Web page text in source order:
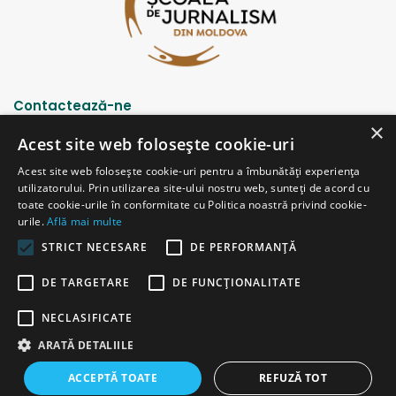
Contactează-ne
Strada Șciusev, 53
2012 Chișinău, Republica Moldova
tel: (+373 22) 213652, 227539
fax: (+373 22) 226681
Email: redactia@ijc.md
FacebookYouTubeInstagramTelegram
×
Acest site web folosește cookie-uri
Acest site web folosește cookie-uri pentru a îmbunătăți experiența
utilizatorului. Prin utilizarea site-ului nostru web, sunteți de acord cu
toate cookie-urile în conformitate cu Politica noastră privind cookie-
urile.Află mai multe
STRICT NECESARE
DE PERFORMANȚĂ
DE TARGETARE DE FUNCŢIONALITATE
NECLASIFICATE
ARATĂ DETALIILE
ACCEPTĂ TOATE REFUZĂ TOT